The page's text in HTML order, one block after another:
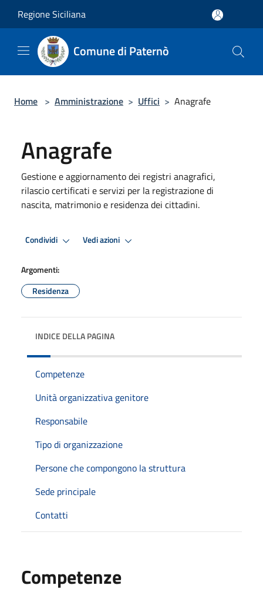
Regione Siciliana
Comune di Paternò
Home > Amministrazione > Uffici > Anagrafe
Anagrafe
Gestione e aggiornamento dei registri anagrafici,
rilascio certificati e servizi per la registrazione di
nascita, matrimonio e residenza dei cittadini.
Condividi Vedi azioni
Argomenti:
Residenza
INDICE DELLA PAGINA
Competenze
Unità organizzativa genitore
Responsabile
Tipo di organizzazione
Persone che compongono la struttura
Sede principale
Contatti
Competenze